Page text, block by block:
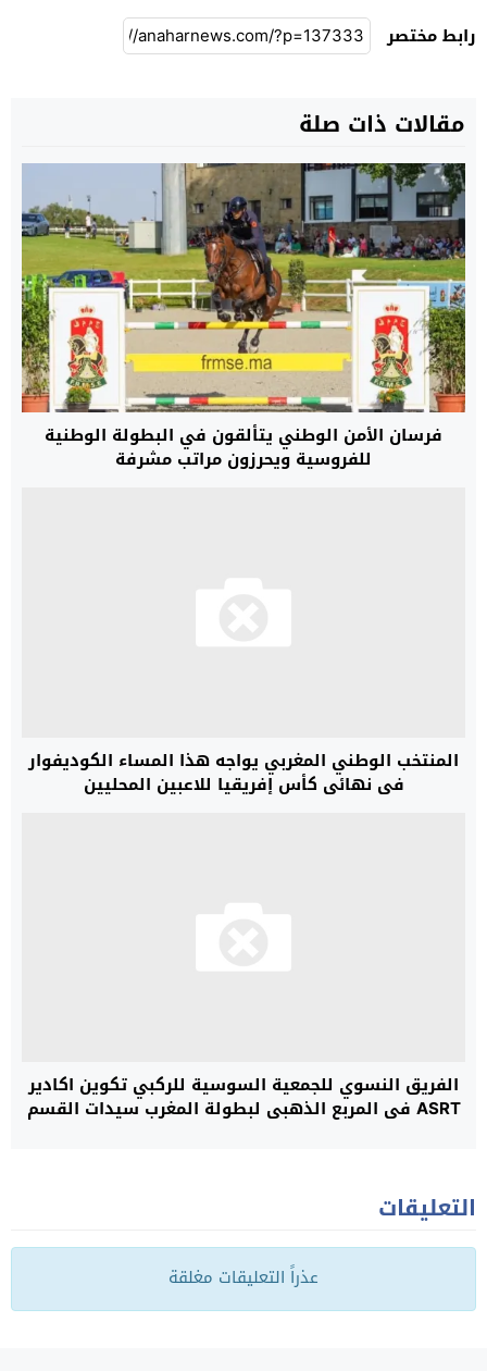
رابط مختصر
مقالات ذات صلة
فرسان الأمن الوطني يتألقون في البطولة الوطنية
للفروسية ويحرزون مراتب مشرفة
المنتخب الوطني المغربي يواجه هذا المساء الكوديفوار
في نهائي كأس إفريقيا للاعبين المحليين
الفريق النسوي للجمعية السوسية للركبي تكوين اكادير
ASRT في المربع الذهبي لبطولة المغرب سيدات القسم
التعليقات
عذراً التعليقات مغلقة